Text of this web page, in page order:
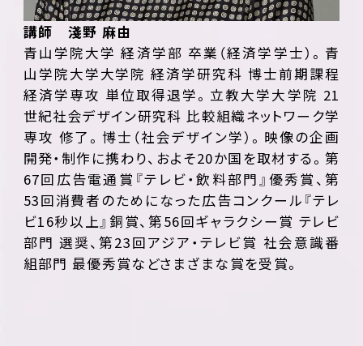
講師 淺野 麻由
青山学院大学 経済学部 卒業（経済学学士）。青
山学院大学大学院 経済学研究科 博士前期課程
経済学専攻 単位取得退学。立教大学大学院 21
世紀社会デザイン研究科 比較組織ネットワーク学
専攻 修了。博士（社会デザイン学）。映像の企画
開発・制作に携わり、およそ20か国を取材する。第
67回広告電通賞『テレビ・飲料部門』優秀賞、第
53回消費者のためになった広告コンクール『テレ
ビ16秒以上』銅賞、第56回ギャラクシー賞 テレビ
部門 選奨、第23回アジア・テレビ賞 社会意識番
組部門 最優秀賞などさまざまな賞を受賞。